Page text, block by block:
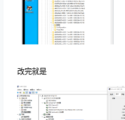
改完就是